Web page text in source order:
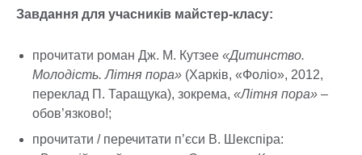
Завдання для учасників майстер-класу:
прочитати роман Дж. М. Кутзее «Дитинство.
Молодість. Літня пора» (Харків, «Фоліо», 2012,
переклад П. Таращука), зокрема, «Літня пора» –
обов’язково!;
прочитати / перечитати п’єси В. Шекспіра: